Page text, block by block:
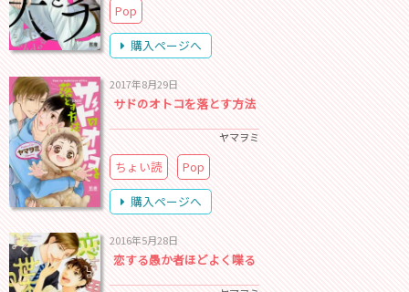
Pop
購入ページへ
2017年8月29日
サドのオトコを落とす方法
ヤマヲミ
ちょい読
Pop
購入ページへ
2016年5月28日
恋する愚か者ほどよく喋る